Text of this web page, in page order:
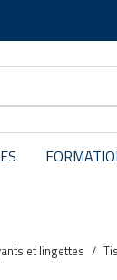
et lingettes /